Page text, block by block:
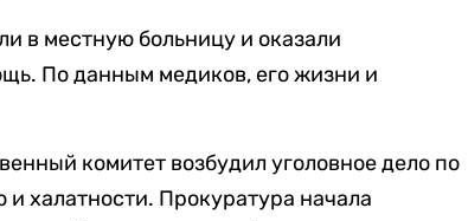
в местную больницу и оказали
По данным медиков, его жизни и
комитет возбудил уголовное дело по
халатности. Прокуратура начала